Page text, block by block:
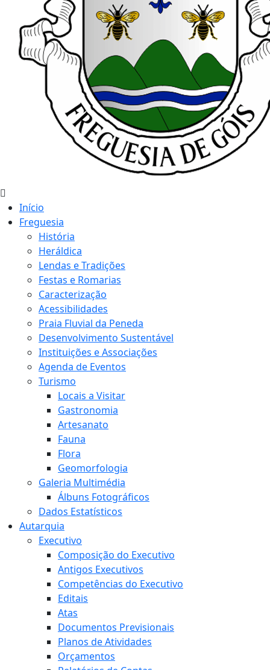
Início
Freguesia
História
Heráldica
Lendas e Tradições
Festas e Romarias
Caracterização
Acessibilidades
Praia Fluvial da Peneda
Desenvolvimento Sustentável
Instituições e Associações
Agenda de Eventos
Turismo
Locais a Visitar
Gastronomia
Artesanato
Fauna
Flora
Geomorfologia
Galeria Multimédia
Álbuns Fotográficos
Dados Estatísticos
Autarquia
Executivo
Composição do Executivo
Antigos Executivos
Competências do Executivo
Editais
Atas
Documentos Previsionais
Planos de Atividades
Orçamentos